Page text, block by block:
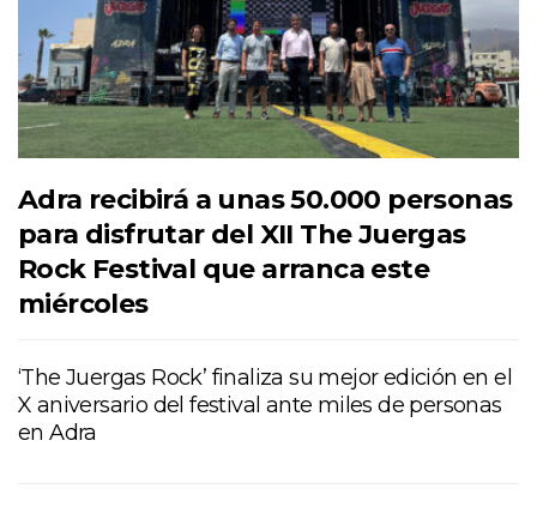
Adra recibirá a unas 50.000 personas
para disfrutar del XII The Juergas
Rock Festival que arranca este
miércoles
‘The Juergas Rock’ finaliza su mejor edición en el
X aniversario del festival ante miles de personas
en Adra